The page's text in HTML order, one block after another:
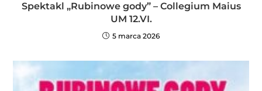
Spektakl „Rubinowe gody” – Collegium Maius
UM 12.VI.
5 marca 2026